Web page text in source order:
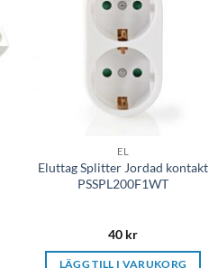
EL
Eluttag Splitter Jordad kontakt
PSSPL200F1WT
40 kr
LÄGG TILL I VARUKORG